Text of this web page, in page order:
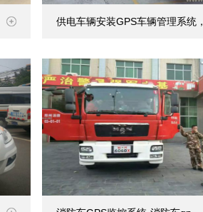
供电车辆安装GPS车辆管理系统，